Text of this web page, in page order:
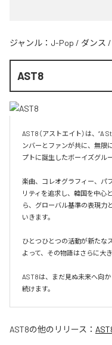
ジャンル： J-Pop / ダンス /
AST8
AST8（アストエイト）は、“A
ンバーとファンが共に、無限
プトに誕生したボーイズグルー
楽曲、コレオグラフィー、パ
リティを追求し、韓国を中心
ら、グローバル基準の表現力
いきます。
ひとつひとつの活動が新たな
よって、その物語はさらに大
AST8は、まだ見ぬ未来へ向
続けます。
AST8の他のリリース：